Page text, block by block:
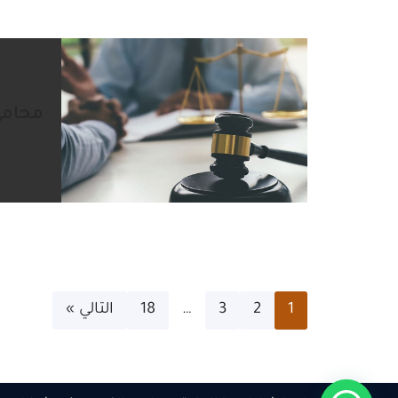
1
2
3
…
18 التالي »